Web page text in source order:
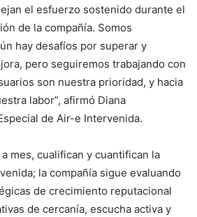
el esfuerzo sostenido durante el
de la compañía. Somos
hay desafíos por superar y
pero seguiremos trabajando con
son nuestra prioridad, y hacia
labor”, afirmó Diana
de Air-e Intervenida.
mes, cualifican y cuantifican la
la compañía sigue evaluando
de crecimiento reputacional
de cercanía, escucha activa y